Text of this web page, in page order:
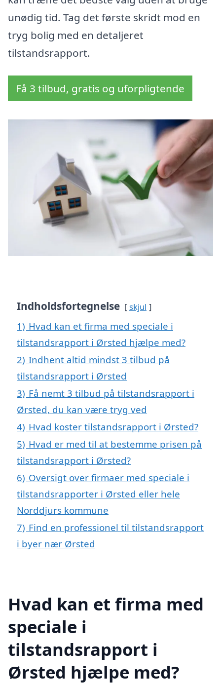
unødig tid. Tag det første skridt mod en
tryg bolig med en detaljeret
tilstandsrapport.
Få 3 tilbud, gratis og uforpligtende
Indholdsfortegnelse skjul
1) Hvad kan et firma med speciale i
tilstandsrapport i Ørsted hjælpe med?
2) Indhent altid mindst 3 tilbud på
tilstandsrapport i Ørsted
3) Få nemt 3 tilbud på tilstandsrapport i
Ørsted, du kan være tryg ved
4) Hvad koster tilstandsrapport i Ørsted?
5) Hvad er med til at bestemme prisen på
tilstandsrapport i Ørsted?
6) Oversigt over firmaer med speciale i
tilstandsrapporter i Ørsted eller hele
Norddjurs kommune
7) Find en professionel til tilstandsrapport
i byer nær Ørsted
Hvad kan et firma med
speciale i
tilstandsrapport i
Ørsted hjælpe med?